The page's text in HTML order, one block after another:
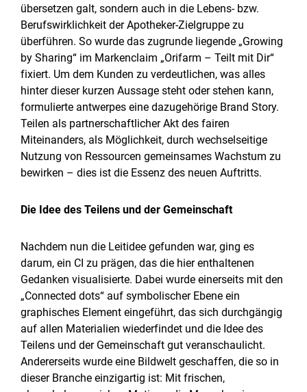
übersetzen galt, sondern auch in die Lebens- bzw.
Berufswirklichkeit der Apotheker-Zielgruppe zu
überführen. So wurde das zugrunde liegende „Growing
by Sharing“ im Markenclaim „Orifarm – Teilt mit Dir“
fixiert. Um dem Kunden zu verdeutlichen, was alles
hinter dieser kurzen Aussage steht oder stehen kann,
formulierte antwerpes eine dazugehörige Brand Story.
Teilen als partnerschaftlicher Akt des fairen
Miteinanders, als Möglichkeit, durch wechselseitige
Nutzung von Ressourcen gemeinsames Wachstum zu
bewirken – dies ist die Essenz des neuen Auftritts.
Die Idee des Teilens und der Gemeinschaft
Nachdem nun die Leitidee gefunden war, ging es
darum, ein CI zu prägen, das die hier enthaltenen
Gedanken visualisierte. Dabei wurde einerseits mit den
„Connected dots“ auf symbolischer Ebene ein
graphisches Element eingeführt, das sich durchgängig
auf allen Materialien wiederfindet und die Idee des
Teilens und der Gemeinschaft gut veranschaulicht.
Andererseits wurde eine Bildwelt geschaffen, die so in
dieser Branche einzigartig ist: Mit frischen,